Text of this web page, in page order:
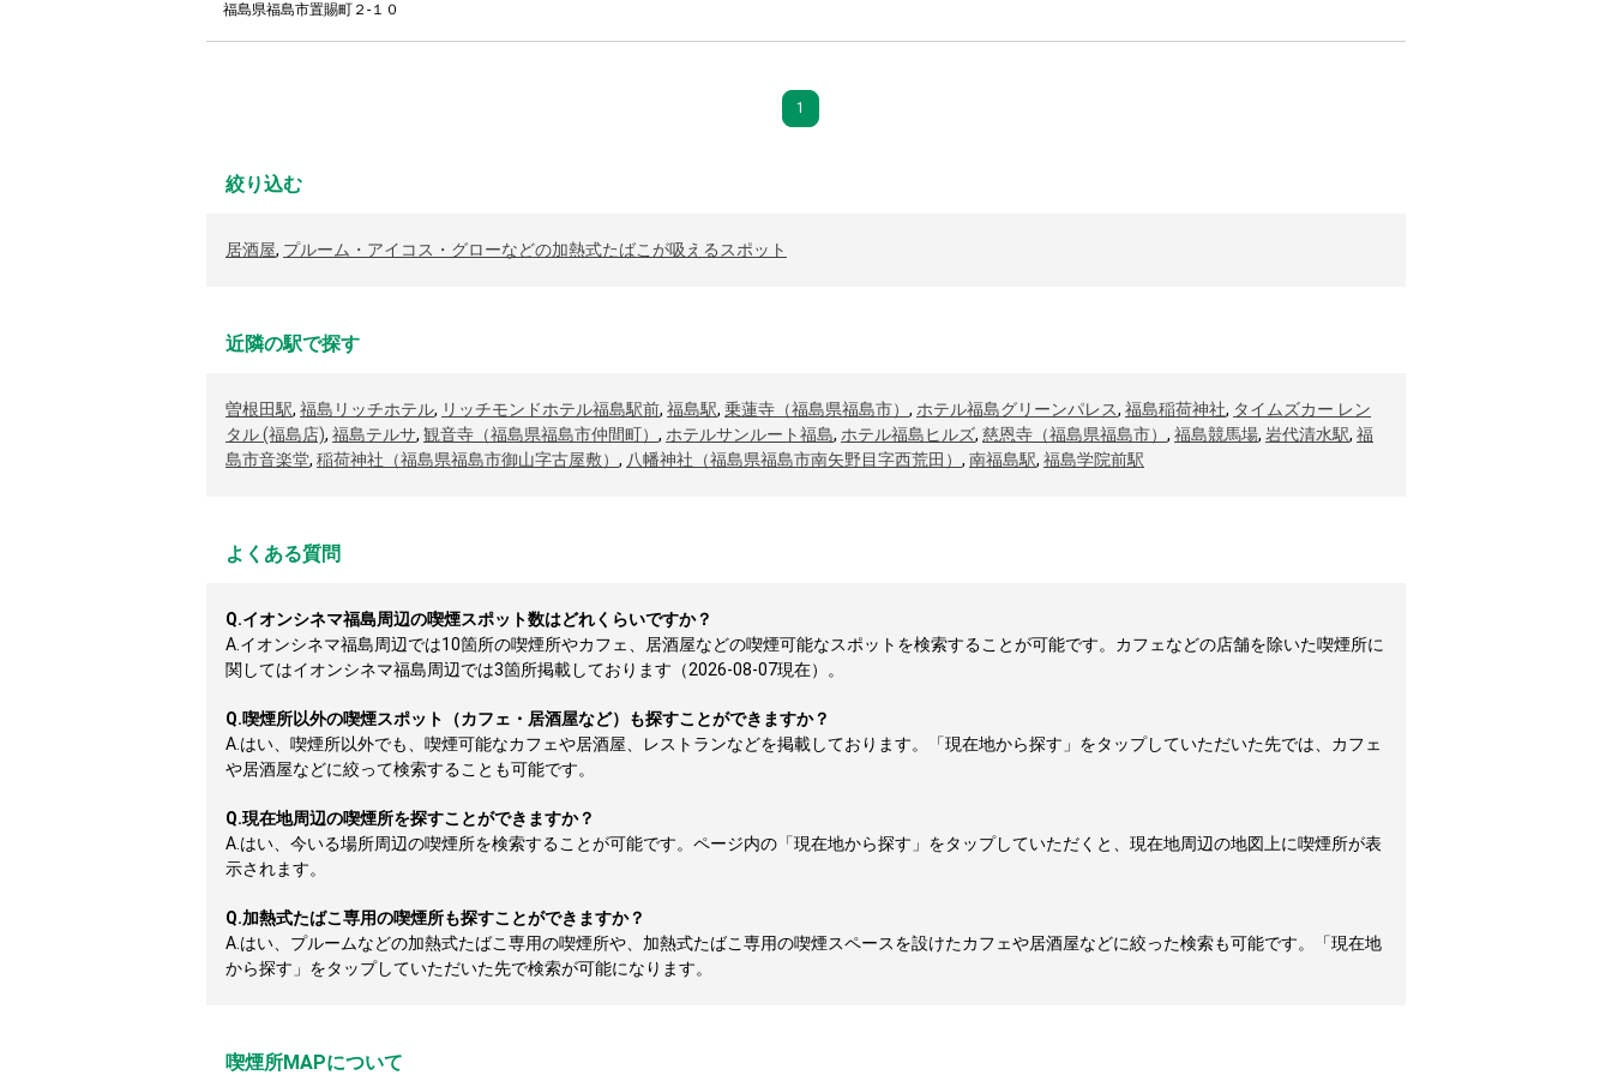
福島県福島市置賜町２-１０
1
絞り込む
居酒屋, プルーム・アイコス・グローなどの加熱式たばこが吸えるスポット
近隣の駅で探す
曽根田駅, 福島リッチホテル, リッチモンドホテル福島駅前, 福島駅, 乗蓮寺（福島県福島市） , ホテル福島グリーンパレス, 福島稲荷神社, タイムズカー レン
タル (福島店), 福島テルサ, 観音寺（福島県福島市仲間町） , ホテルサンルート福島, ホテル福島ヒルズ, 慈恩寺（福島県福島市） , 福島競馬場, 岩代清水駅, 福
島市音楽堂, 稲荷神社（福島県福島市御山字古屋敷） , 八幡神社（福島県福島市南矢野目字西荒田） , 南福島駅, 福島学院前駅
よくある質問
Q.イオンシネマ福島周辺の喫煙スポット数はどれくらいですか？
A. イオンシネマ福島周辺では10箇所の喫煙所やカフェ、居酒屋などの喫煙可能なスポットを検索することが可能です。カフェなどの店舗を除いた喫煙所に
関してはイオンシネマ福島周辺では3箇所掲載しております（2026-08-07現在）。
Q.喫煙所以外の喫煙スポット（カフェ・居酒屋など）も探すことができますか？
A. はい、喫煙所以外でも、喫煙可能なカフェや居酒屋、レストランなどを掲載しております。「現在地から探す」をタップしていただいた先では、カフェ
や居酒屋などに絞って検索することも可能です。
Q.現在地周辺の喫煙所を探すことができますか？
A. はい、今いる場所周辺の喫煙所を検索することが可能です。ページ内の「現在地から探す」をタップしていただくと、現在地周辺の地図上に喫煙所が表
示されます。
Q.加熱式たばこ専用の喫煙所も探すことができますか？
A. はい、プルームなどの加熱式たばこ専用の喫煙所や、加熱式たばこ専用の喫煙スペースを設けたカフェや居酒屋などに絞った検索も可能です。「現在地
から探す」をタップしていただいた先で検索が可能になります。
喫煙所MAPについて